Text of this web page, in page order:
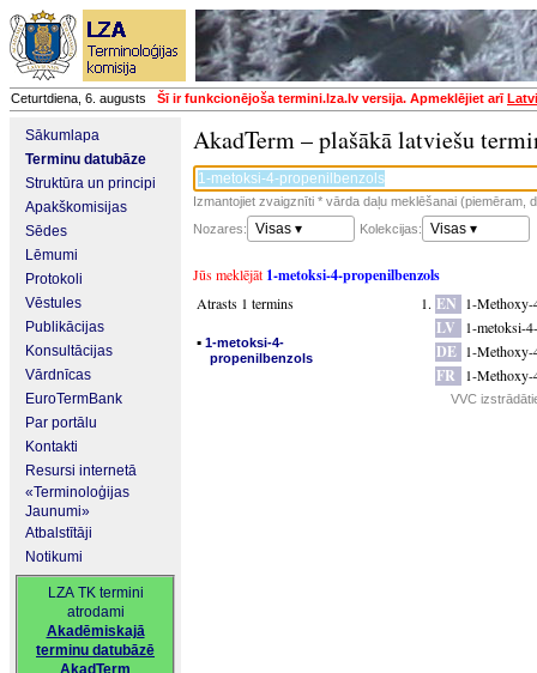
Ceturtdiena, 6. augusts Šī ir funkcionējoša termini.lza.lv versija. Apmeklējiet arī
Sākumlapa
Terminu datubāze
Struktūra un principi
Apakškomisijas
Sēdes
Lēmumi
Protokoli
Vēstules
Publikācijas
Konsultācijas
Vārdnīcas
EuroTermBank
Par portālu
Kontakti
Resursi internetā
«Terminoloģijas
Jaunumi»
Atbalstītāji
Notikumi
LZA TK termini
atrodami
Akadēmiskajā
terminu datubāzē
AkadTerm
AkadTerm – plašākā latviešu
Izmantojiet zvaigznīti * vārda daļu meklēšanai (piemēram,
Nozares:
Visas ▾ Kolekcijas: Visas ▾
Jūs meklējāt 1-metoksi-4-propenilbenzols
Atrasts 1 termins
▪ 1-metoksi-4-
propenilbenzols
EN 1-Methoxy-
LV 1-metoksi-
DE 1-Methoxy-
FR 1-Methoxy-
VVC